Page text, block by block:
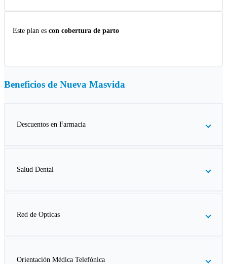
Este plan es con cobertura de parto
Beneficios de Nueva Masvida
Descuentos en Farmacia
Salud Dental
Red de Ópticas
Orientación Médica Telefónica